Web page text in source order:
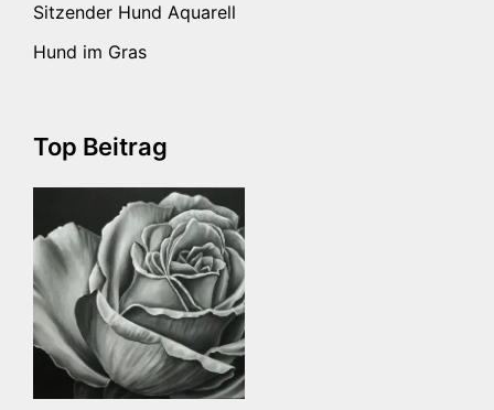
Sitzender Hund Aquarell
Hund im Gras
Top Beitrag